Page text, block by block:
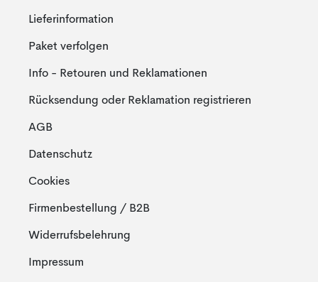
Lieferinformation
Paket verfolgen
Info - Retouren und Reklamationen
Rücksendung oder Reklamation registrieren
AGB
Datenschutz
Cookies
Firmenbestellung / B2B
Widerrufsbelehrung
Impressum